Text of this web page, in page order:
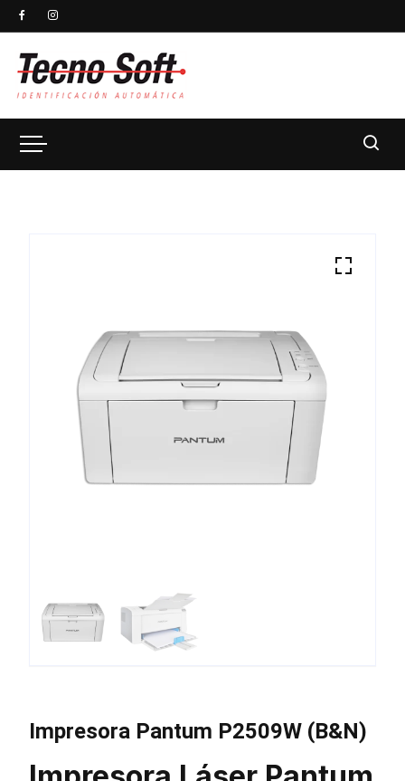
Impresora Pantum P2509W (B&N)